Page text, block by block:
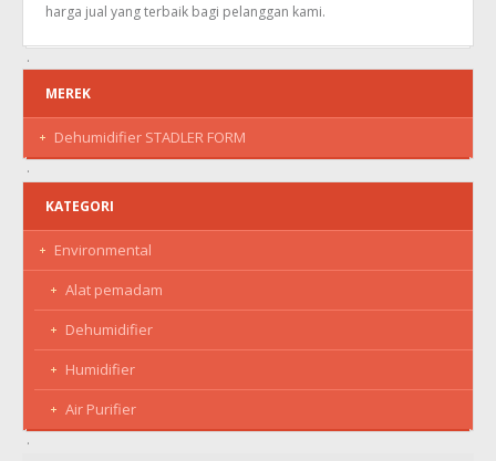
harga jual yang terbaik bagi pelanggan kami.
MEREK
Dehumidifier STADLER FORM
KATEGORI
Environmental
Alat pemadam
Dehumidifier
Humidifier
Air Purifier